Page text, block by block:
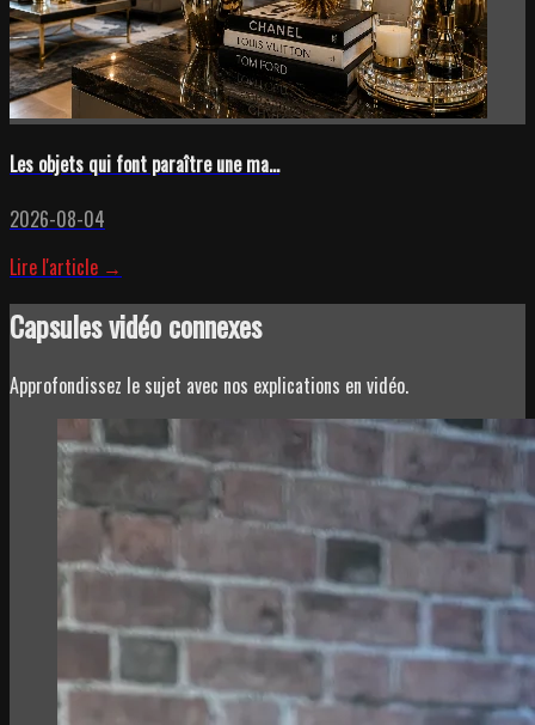
Les objets qui font paraître une ma...
2026-08-04
Lire l'article →
Capsules vidéo connexes
Approfondissez le sujet avec nos explications en vidéo.